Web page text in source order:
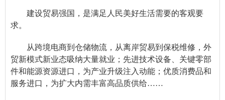
建设贸易强国，是满足人民美好生活需要的客观要
求。
从跨境电商到仓储物流，从离岸贸易到保税维修，外
贸新模式新业态吸纳大量就业；先进技术设备、关键零部
件和能源资源进口，为产业升级注入动能；优质消费品和
服务进口，为扩大内需丰富高品质供给……